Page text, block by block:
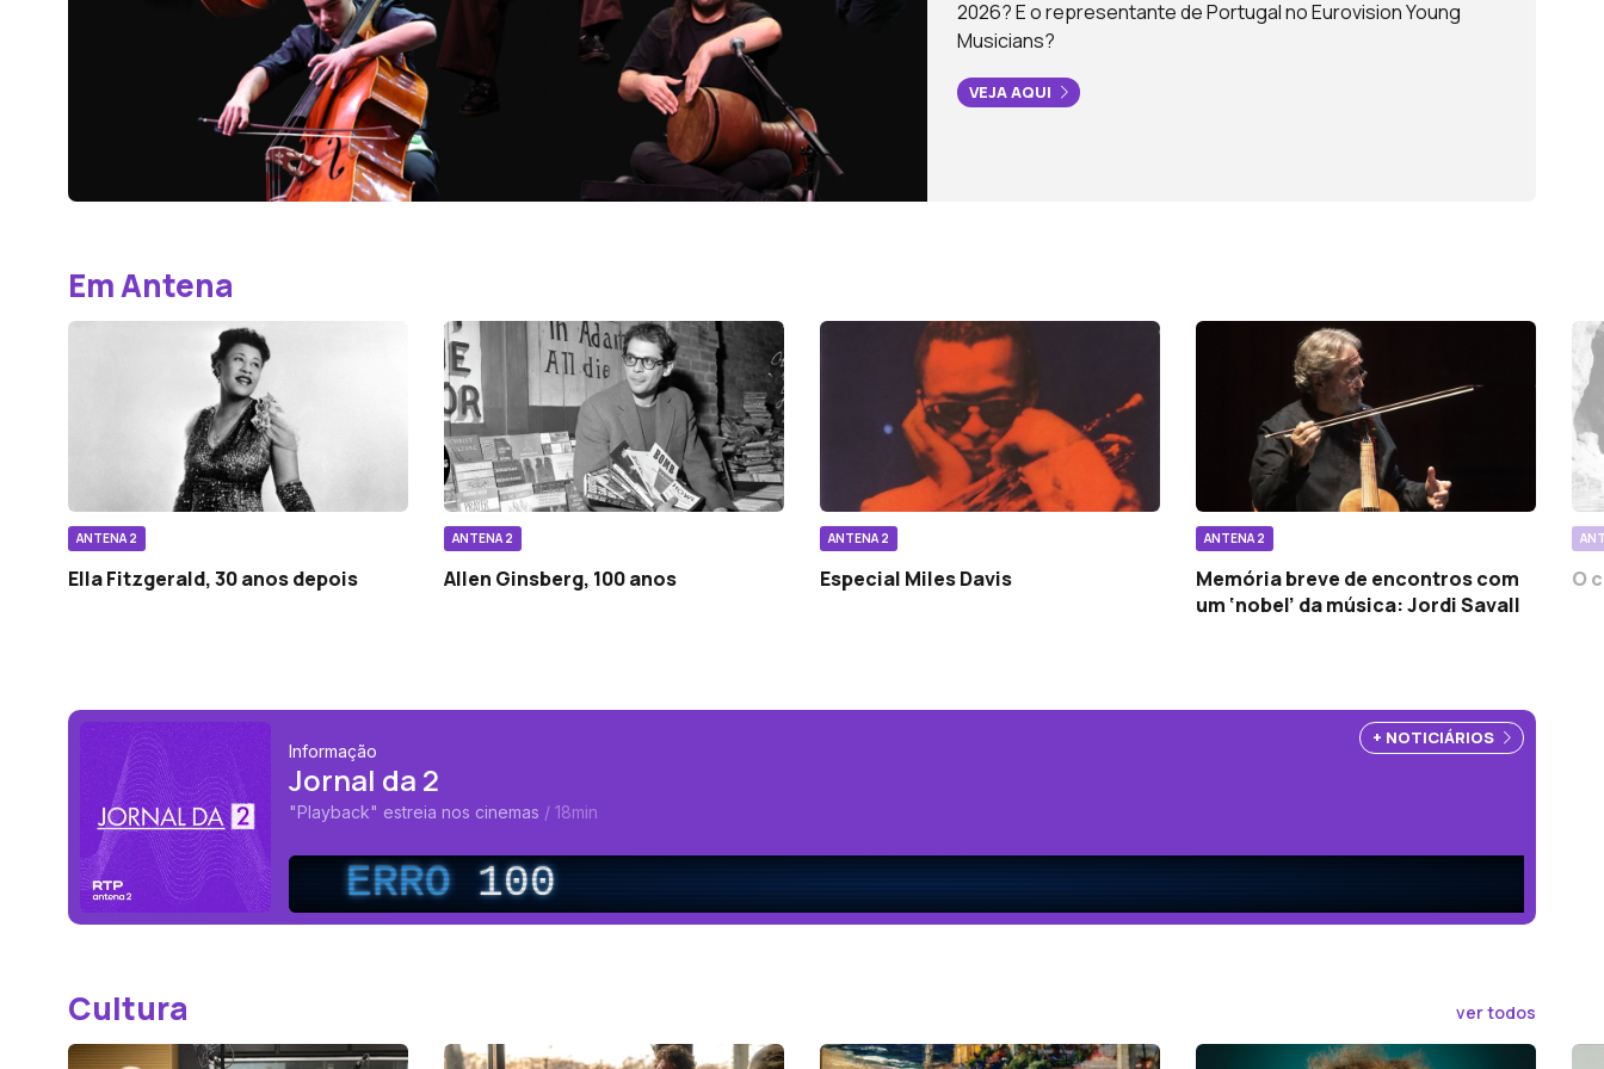
2026? E o representante de Portugal no Eurovision Young
Musicians?
VEJA AQUI
Em Antena
ANTENA 2
Ella Fitzgerald, 30 anos depois
ANTENA 2
Allen Ginsberg, 100 anos
ANTENA 2
Especial Miles Davis
ANTENA 2
Memória breve de encontros com
um ‘nobel’ da música: Jordi Savall
O
Informação
Jornal da 2
"Playback" estreia nos cinemas / 18min
ERRO 100
+ NOTICIÁRIOS
Cultura ver todos